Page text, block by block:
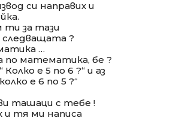
си направих и
ти за тази
следващата ?
…
по математика, бе ?
Колко е 5 по 6 ?“ и аз
е 6 по 5 ?“
ташаци с тебе !
и тя ми написа